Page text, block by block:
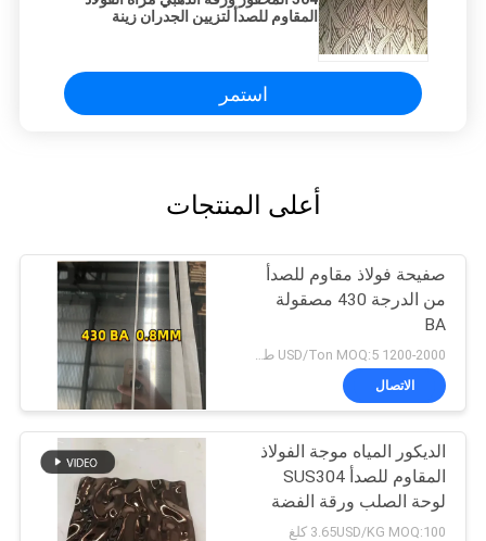
المقاوم للصدأ لتزيين الجدران زينة
استمر
أعلى المنتجات
صفيحة فولاذ مقاوم للصدأ
من الدرجة 430 مصقولة
BA
1200-2000 USD/Ton MOQ:5 طن
الاتصال
الديكور المياه موجة الفولاذ
المقاوم للصدأ SUS304
لوحة الصلب ورقة الفضة
مصقول
3.65USD/KG MOQ:100 كلغ